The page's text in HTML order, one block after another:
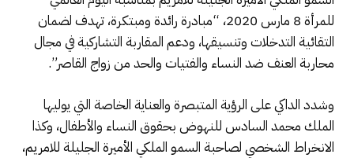
للمرأة 8 مارس 2020، “مبادرة رائدة ومبتكرة، تهدف لضمان
التقائية التدخلات وتنسيقها، ودعم المقاربة التشاركية في مجال
محاربة العنف ضد النساء والفتيات والحد من زواج القاصر”.
وشدد الداكي على الرؤية المتبصرة والعناية الخاصة التي يوليها
الملك محمد السادس للنهوض بحقوق النساء والأطفال، وكذا
الانخراط الشخصي لصاحبة السمو الملكي الأميرة الجليلة للامريم،